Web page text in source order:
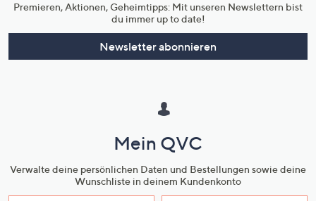
Premieren, Aktionen, Geheimtipps: Mit unseren Newslettern bist
du immer up to date!
Newsletter abonnieren
Mein QVC
Verwalte deine persönlichen Daten und Bestellungen sowie deine
Wunschliste in deinem Kundenkonto